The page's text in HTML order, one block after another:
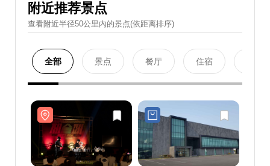
附近推荐景点
查看附近半径50公里內的景点(依距离排序)
全部 景点 餐厅 住宿